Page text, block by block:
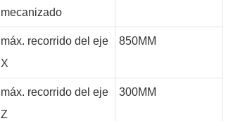
mecanizado
máx. recorrido del eje
X
850MM
máx. recorrido del eje
Z
300MM